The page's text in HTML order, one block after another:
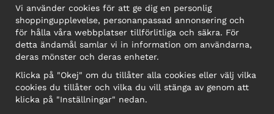
FÖRETAG
Motley Denim Europe OÜ
Narva mnt 5, EE-10117 Tallinn
Org: 12356245, Momsnummer: SE502090048501
OBS! Skicka inte varureturer till denna adress!
Vi använder cookies för att ge dig en personlig
shoppingupplevelse, personanpassad annonsering och
för hålla våra webbplatser tillförlitliga och säkra. För
detta ändamål samlar vi in information om användarna,
deras mönster och deras enheter.
Klicka på "Okej" om du tillåter alla cookies eller välj vilka
cookies du tillåter och vilka du vill stänga av genom att
klicka på "Inställningar" nedan.